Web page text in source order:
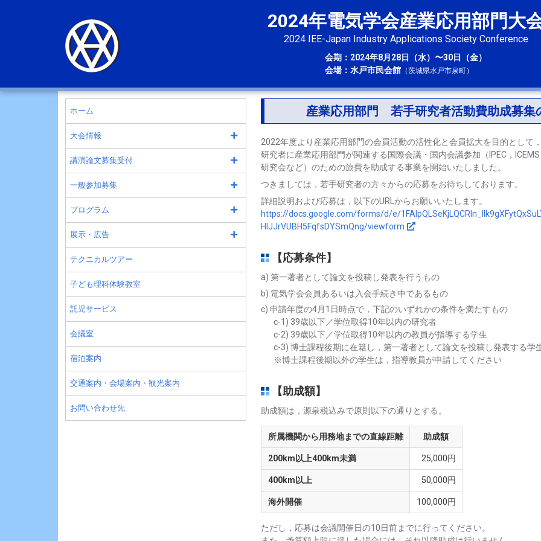
2024年電気学会産業応用部門大
2024 IEE-Japan Industry Applications Society Conference
会期：2024年8月28日（水）〜30日（金）
会場：水戸市民会館 （茨城県水戸市泉町）
ホーム
大会情報
講演論文募集受付
一般参加募集
プログラム
展示・広告
テクニカルツアー
子ども理科体験教室
託児サービス
会議室
宿泊案内
交通案内・会場案内・観光案内
お問い合わせ先
産業応用部門 若手研究者活動費助成募集
2022年度より産業応用部門の会員活動の活性化と会員拡大を目的として
研究者に産業応用部門が関連する国際会議・国内会議参加（IPEC，
研究会など）のための旅費を助成する事業を開始いたしました。
つきましては，若手研究者の方々からの応募をお待ちしております。
詳細説明および応募は，以下のURLからお願いいたします。
https://docs.google.com/forms/d/e/
HlJJrVUBH5FqfsDYSmQng/viewform
【応募条件】
a) 第一著者として論文を投稿し発表を行うもの
b) 電気学会会員あるいは入会手続き中であるもの
c) 申請年度の4月1日時点で，下記のいずれかの条件を満たすもの
c-1) 39歳以下／学位取得10年以内の研究者
c-2) 39歳以下／学位取得10年以内の教員が指導する学生
c-3) 博士課程後期に在籍し，第一著者として論文を投稿し発表する学
※博士課程後期以外の学生は，指導教員が申請してください
【助成額】
助成額は，源泉税込みで原則以下の通りとする。
所属機関から用務地までの直線距離 助成額
200km以上400km未満 25,000円
400km以上 50,000円
海外開催 100,000円
ただし，応募は会議開催日の10日前までに行ってください。